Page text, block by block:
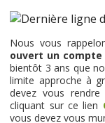
Nous vous
ouvert un compte
bientôt 3 ans que
limite approche à
devez vous
cliquant sur ce lien
vous devez vous